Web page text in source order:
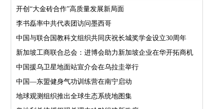
开创“大金砖合作”高质量发展新局面
李书磊率中共代表团访问墨西哥
中国与联合国教科文组织共同庆祝长城奖学金设立30周年
新加坡工商联合总会：进博会助力新加坡企业在华开拓商机
中国援乌卫星地面站宣介会在乌拉圭举行
中国—东盟健身气功训练营在南宁启动
地球观测组织推出全球生态系统地图集